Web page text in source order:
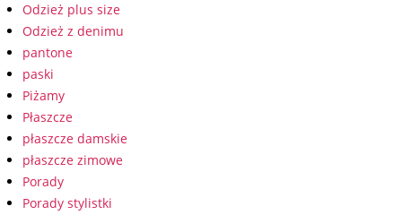
Odzież plus size
Odzież z denimu
pantone
paski
Piżamy
Płaszcze
płaszcze damskie
płaszcze zimowe
Porady
Porady stylistki